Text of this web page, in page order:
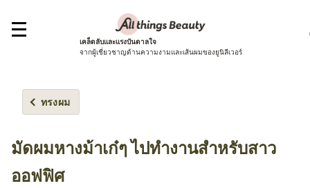
เคล็ดลับและแรงบันดาลใจ
จากผู้เชี่ยวชาญด้านความงามและเส้นผมของยูนิลีเวอร์
ทรงผม
มัดผมหางม้าเก๋ๆ ไปทำงานสำหรับสาว
ออฟฟิศ